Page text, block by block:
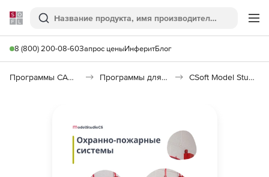
Softline
Поиск
8 (800) 200-08-60Запрос ценыИнферитБлог
Программы САПР и ГИС Программы для пожарной безопасности CSoft Model StudioCS ОПС